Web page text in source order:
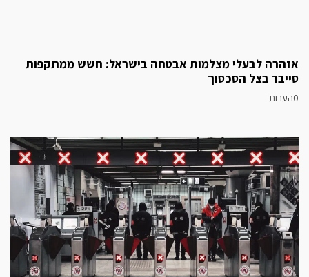
אזהרה לבעלי מצלמות אבטחה בישראל: חשש ממתקפות
סייבר בצל הסכסוך